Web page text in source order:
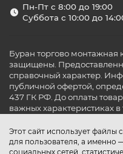
Этот сайт использует файлы
для пользователя, а
социальных сетей,
Пн-Пт с 8:00 до 19:00
Суббота с 10:00 до
Буран торгово
защищены.
справочный характер.
публичной офертой,
437 ГК РФ. До оплаты
важных характеристиках в